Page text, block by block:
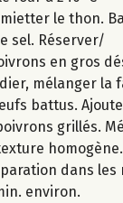
le thon.
sel. Réserver/
en gros
mélanger la
battus.
grillés.
homogène.
dans
environ.